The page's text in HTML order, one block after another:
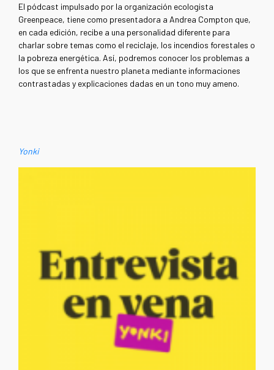
El pódcast impulsado por la organización ecologista
Greenpeace, tiene como presentadora a Andrea Compton que,
en cada edición, recibe a una personalidad diferente para
charlar sobre temas como el reciclaje, los incendios forestales o
la pobreza energética. Así, podremos conocer los problemas a
los que se enfrenta nuestro planeta mediante informaciones
contrastadas y explicaciones dadas en un tono muy ameno.
Yonki